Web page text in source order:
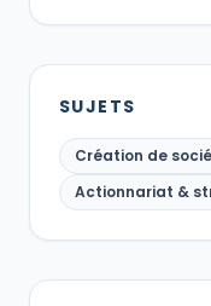
SUJETS
Création de
Actionnariat &